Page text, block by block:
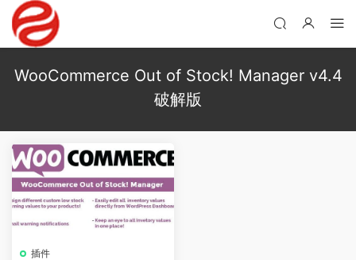
WooCommerce Out of Stock! Manager v4.4
破解版
插件